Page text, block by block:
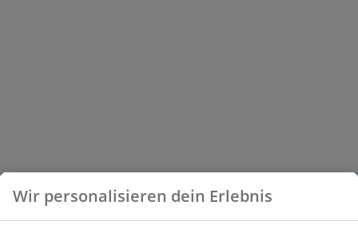
Wir personalisieren dein Erlebnis